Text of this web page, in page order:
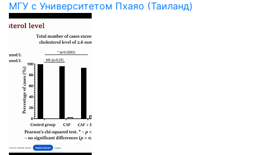
МГУ с Университетом Пхаяо (Таиланд)